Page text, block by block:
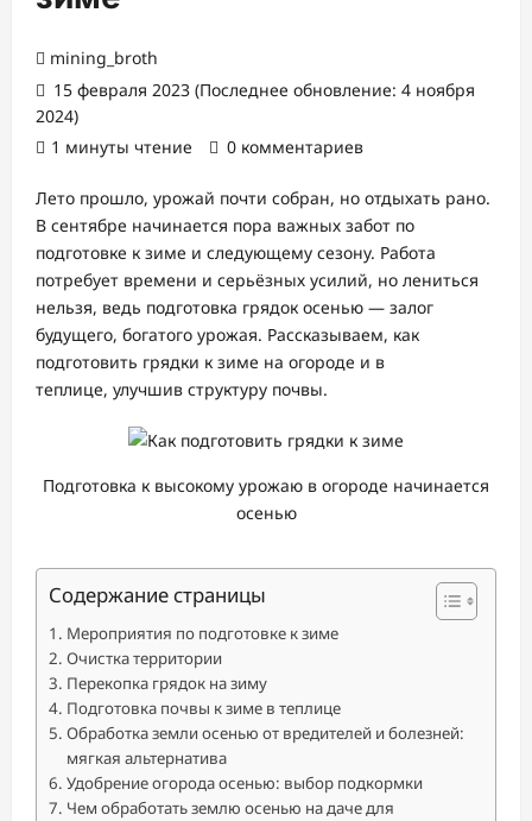
mining_broth
15 февраля 2023 (Последнее обновление: 4 ноября
2024)
1 минуты чтение
0 комментариев
Лето прошло, урожай почти собран, но отдыхать рано.
В сентябре начинается пора важных забот по
подготовке к зиме и следующему сезону. Работа
потребует времени и серьёзных усилий, но лениться
нельзя, ведь подготовка грядок осенью — залог
будущего, богатого урожая. Рассказываем, как
подготовить грядки к зиме на огороде и в
теплице, улучшив структуру почвы.
Подготовка к высокому урожаю в огороде начинается
осенью
Содержание страницы
Мероприятия по подготовке к зиме
Очистка территории
Перекопка грядок на зиму
Подготовка почвы к зиме в теплице
Обработка земли осенью от вредителей и болезней:
мягкая альтернатива
Удобрение огорода осенью: выбор подкормки
Чем обработать землю осенью на даче для